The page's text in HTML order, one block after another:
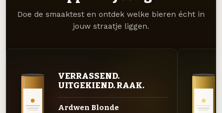
Doe de smaaktest en ontdek welke bieren écht in
jouw straatje liggen.
VERRASSEND.
UITGEKIEND. RAAK.
Ardwen Blonde